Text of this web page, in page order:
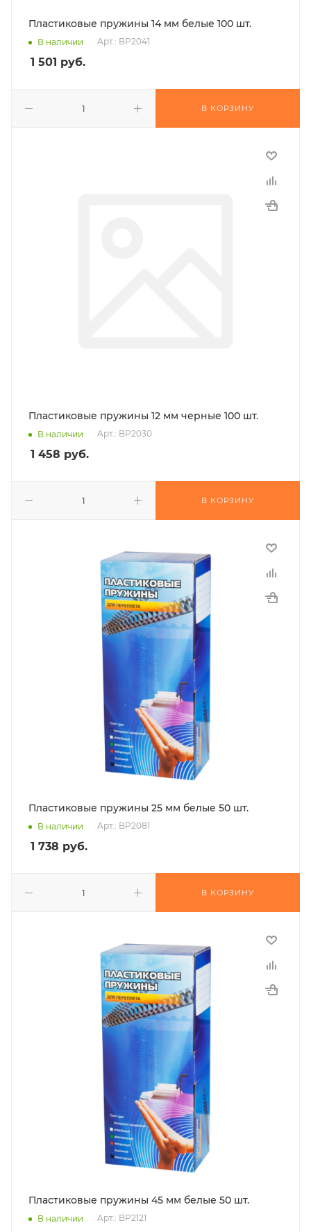
Пластиковые пружины 14 мм белые 100 шт.
В наличии Арт.: BP2041
1 501 руб.
В КОРЗИНУ
Пластиковые пружины 12 мм черные 100 шт.
В наличии Арт.: BP2030
1 458 руб.
В КОРЗИНУ
Пластиковые пружины 25 мм белые 50 шт.
В наличии Арт.: BP2081
1 738 руб.
В КОРЗИНУ
Пластиковые пружины 45 мм белые 50 шт.
В наличии Арт.: BP2121